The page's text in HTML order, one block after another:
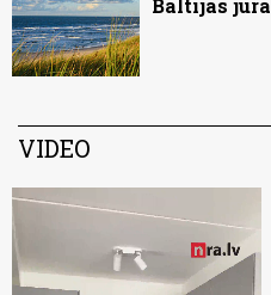
Baltijas jūrā
VIDEO